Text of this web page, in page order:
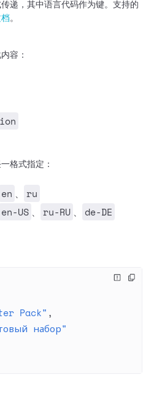
递，其中语言代码作为键。支持的
。
容：
格式指定：
en 、 ru
en-US 、 ru-RU 、 de-DE
Pack" ,
набор"